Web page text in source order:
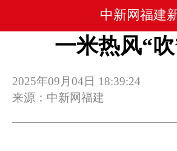
中新网福建
一米热风“
2025年09月04日 18:39:24
来源：中新网福建